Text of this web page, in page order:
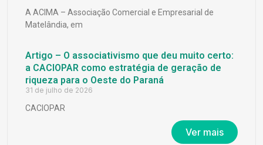
A ACIMA – Associação Comercial e Empresarial de
Matelândia, em
Artigo – O associativismo que deu muito certo:
a CACIOPAR como estratégia de geração de
riqueza para o Oeste do Paraná
31 de julho de 2026
CACIOPAR
Ver mais